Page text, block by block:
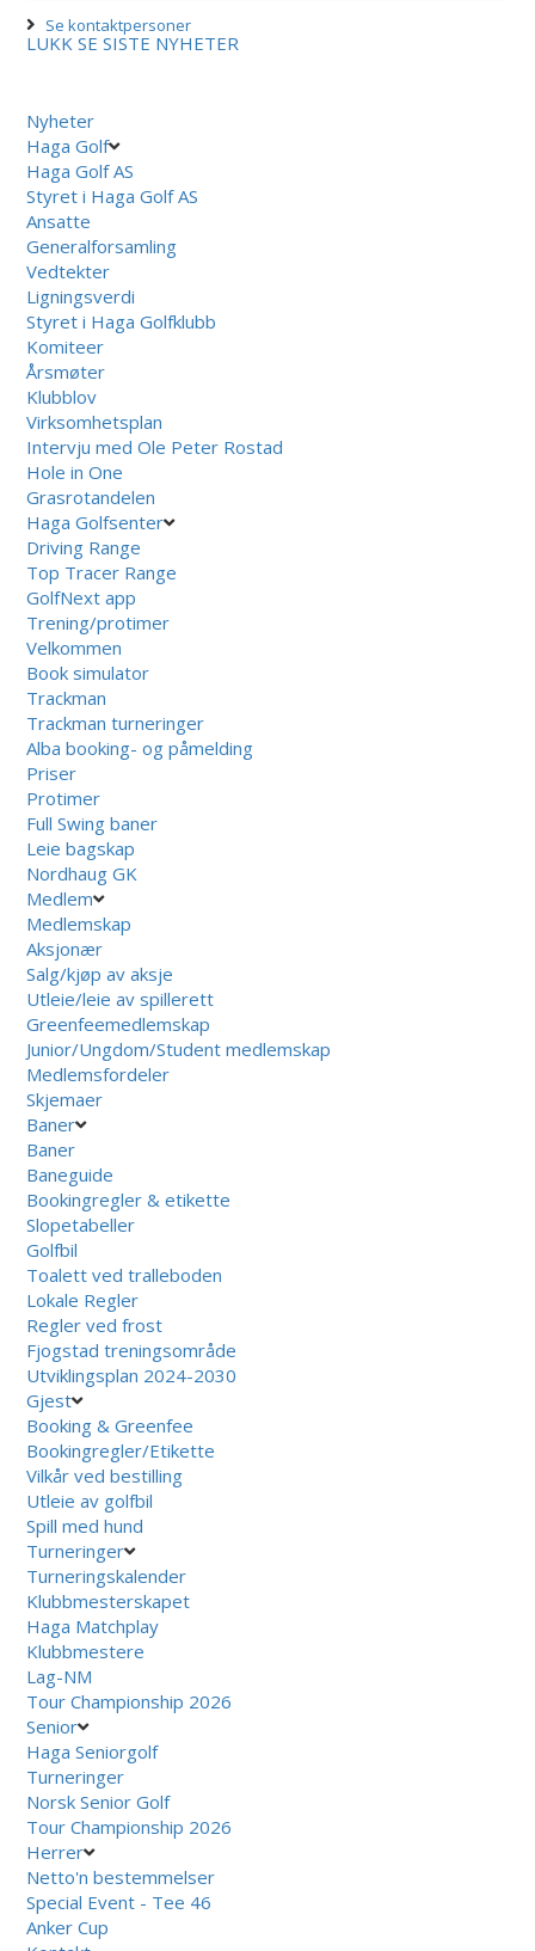
Se kontaktpersoner
LUKK SE SISTE NYHETER
Nyheter
Haga Golf
Haga Golf AS
Styret i Haga Golf AS
Ansatte
Generalforsamling
Vedtekter
Ligningsverdi
Styret i Haga Golfklubb
Komiteer
Årsmøter
Klubblov
Virksomhetsplan
Intervju med Ole Peter Rostad
Hole in One
Grasrotandelen
Haga Golfsenter
Driving Range
Top Tracer Range
GolfNext app
Trening/protimer
Velkommen
Book simulator
Trackman
Trackman turneringer
Alba booking- og påmelding
Priser
Protimer
Full Swing baner
Leie bagskap
Nordhaug GK
Medlem
Medlemskap
Aksjonær
Salg/kjøp av aksje
Utleie/leie av spillerett
Greenfeemedlemskap
Junior/Ungdom/Student medlemskap
Medlemsfordeler
Skjemaer
Baner
Baner
Baneguide
Bookingregler & etikette
Slopetabeller
Golfbil
Toalett ved tralleboden
Lokale Regler
Regler ved frost
Fjogstad treningsområde
Utviklingsplan 2024-2030
Gjest
Booking & Greenfee
Bookingregler/Etikette
Vilkår ved bestilling
Utleie av golfbil
Spill med hund
Turneringer
Turneringskalender
Klubbmesterskapet
Haga Matchplay
Klubbmestere
Lag-NM
Tour Championship 2026
Senior
Haga Seniorgolf
Turneringer
Norsk Senior Golf
Tour Championship 2026
Herrer
Netto'n bestemmelser
Special Event - Tee 46
Anker Cup